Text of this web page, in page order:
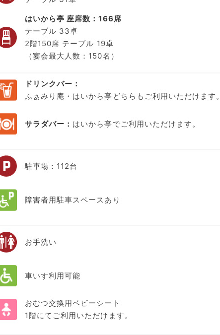
はいから亭 座席数：166席
テーブル 33卓
2階150席 テーブル 19卓
（宴会最大人数：150名）
ドリンクバー：
ふぁみり庵・はいから亭どちらもご利用いただけます。
サラダバー： はいから亭でご利用いただけます。
駐車場：112台
障害者用駐車スペースあり
お手洗い
車いす利用可能
おむつ交換用ベビーシート
1階にてご利用いただけます。